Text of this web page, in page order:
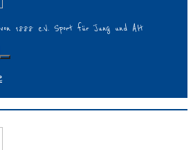
1888 e.V. Sport für Jung und Alt